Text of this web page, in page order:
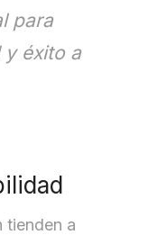
para
y éxito a
tienden a